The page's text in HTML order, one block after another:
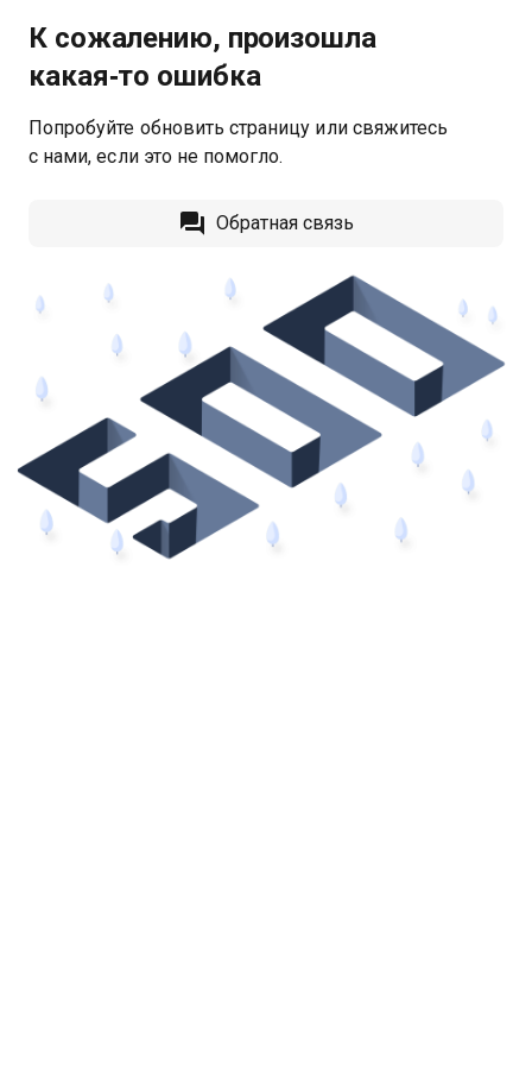
К сожалению, произошла
какая‑то ошибка
Попробуйте обновить страницу или свяжитесь
с нами, если это не помогло.
Обратная связь